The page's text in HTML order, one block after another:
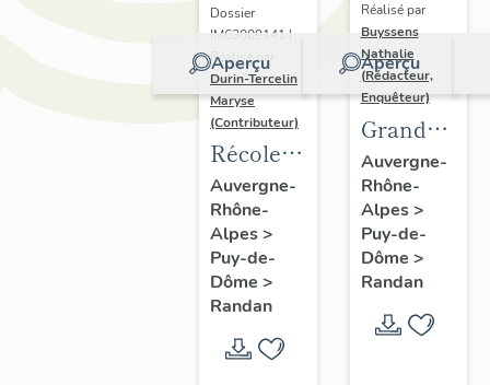
Aperçu
Dossier
IM63009141 |
Réalisé par
Durin-Tercelin
Maryse
(Contributeur)
Récolement-
inventaire
du fonds
mobilier
du
domaine
royal de
Randan
Auvergne-
Rhône-
Alpes>
Puy-de-
Dôme >
Randan
Aperçu
Réalisé par
Buyssens
Nathalie
(Rédacteur,
Enquêteur)
Grand
potager
Auvergne-
Rhône-
Alpes>
Puy-de-
Dôme >
Randan